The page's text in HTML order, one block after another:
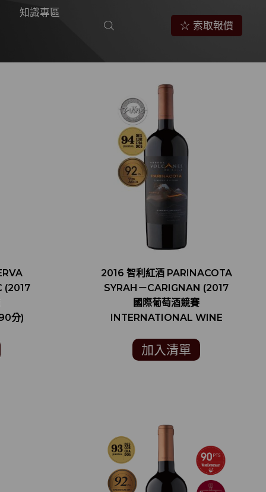
知識專區
☆ 索取報價
(2017
分)
2016 智利紅酒 PARINACOTA
SYRAH－CARIGNAN (2017
國際葡萄酒競賽
INTERNATIONAL WINE
加入清單